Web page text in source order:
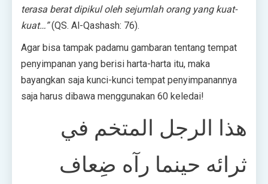
terasa berat dipikul oleh sejumlah orang yang kuat-
kuat…”(QS. Al-Qashash: 76).
Agar bisa tampak padamu gambaran tentang tempat
penyimpanan yang berisi harta-harta itu, maka
bayangkan saja kunci-kunci tempat penyimpanannya
saja harus dibawa menggunakan 60 keledai!
هذا الرجل المتخم في
ثرائه حينما رآه ضِعاف